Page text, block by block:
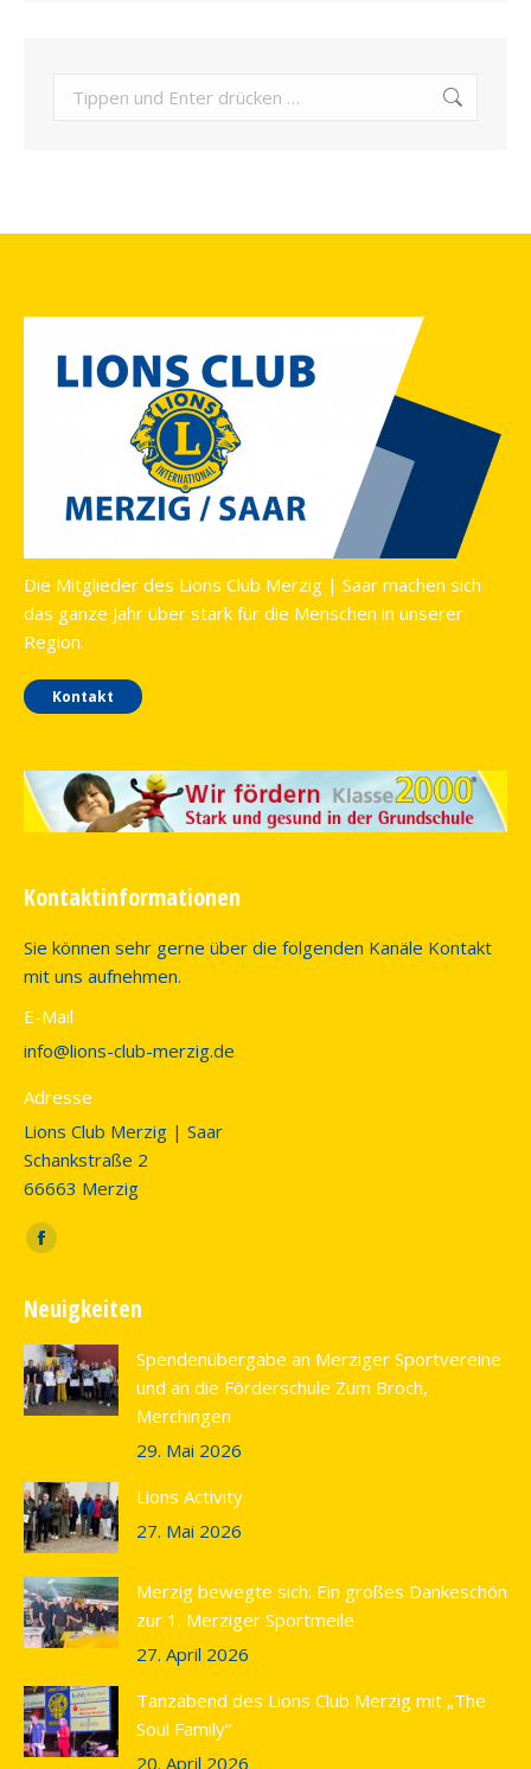
Search:
Die Mitglieder des Lions Club Merzig | Saar machen sich
das ganze Jahr über stark für die Menschen in unserer
Region.
Kontakt
Kontaktinformationen
Sie können sehr gerne über die folgenden Kanäle Kontakt
mit uns aufnehmen.
E-Mail
info@lions-club-merzig.de
Adresse
Lions Club Merzig | Saar
Schankstraße 2
66663 Merzig
Finden Sie uns auf:
Facebook
opens
in
new
window
Neuigkeiten
Spendenübergabe an Merziger Sportvereine
und an die Förderschule Zum Broch,
Merchingen
29. Mai 2026
Lions Activity
27. Mai 2026
Merzig bewegte sich: Ein großes Dankeschön
zur 1. Merziger Sportmeile
27. April 2026
Tanzabend des Lions Club Merzig mit „The
Soul Family“
20. April 2026